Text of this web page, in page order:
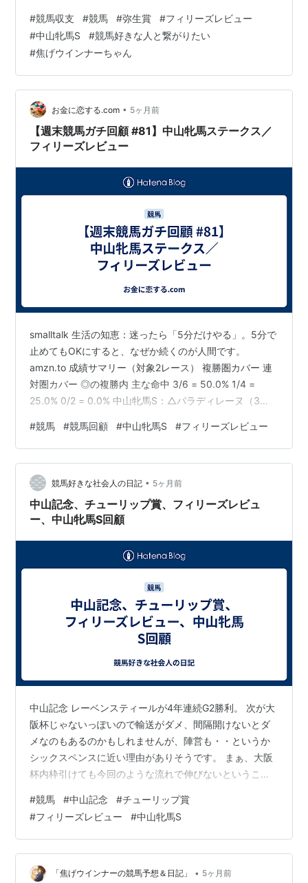
ね🐰💦」 焦げウインナー「そうなんだよ。印は来てるの
に、馬券だけ外れるっていう一番モヤモヤするパター
ン」 焦げウインナーちゃん「それってつまり…」 焦げウ
インナー「そう、“焼き加減はいいのにウインナーが皿に
乗らない”状態」 焦げウインナーちゃん「例えがちょっと
よく分からないけど、とにか…
#競馬収支 #競馬 #弥生賞 #フィリーズレビュー
#中山牝馬S #競馬好きな人と繋がりたい
#焦げウインナーちゃん
お金に恋する.com • 5ヶ月前
【週末競馬ガチ回顧 #81】中山牝馬ステークス／
フィリーズレビュー
smalltalk 生活の知恵：迷ったら「5分だけやる」。5分で
止めてもOKにすると、なぜか続くのが人間です。
amzn.to 成績サマリー（対象2レース） 複勝圏カバー 連
対圏カバー ◎の複勝内 主な命中 3/6 = 50.0% 1/4 =
25.0% 0/2 = 0.0% 中山牝馬S：△パラディレーヌ（3
イニードユー（3着） 2本とも“荒れ方”が強烈。特に中山
牝馬Sは1-2着が人気薄で、軸想定が崩れた形。フィリー
ズRは△注で拾えたのが救い。 印別成績（2026通算：
#80 → #81 加算更新） 更新ルール：ナンバリングで一つ
前（#80…
#競馬 #競馬回顧 #中山牝馬S #フィリーズレビュー
競馬好きな社会人の日記 • 5ヶ月前
中山記念、チューリップ賞、フィリーズレビュ
ー、中山牝馬S回顧
中山記念 レーベンスティールが4年連続G2勝利。 次が大
阪杯じゃないっぽいので輸送がダメ、間隔開けないとダ
メなのもあるのかもしれませんが、陣営も・・というか
シックスペンスに近い理由がありそうです。 まぁ、大阪
杯内枠引けても今回のような流れで伸びないということ
ス同様ダート試すのもありかと。 2着のカラマティアノ
スは自力強化してきますが、まだG2でもちょっと足りな
い感じはあります。 3着エコロヴァルツはコメント見る
限り2000がいいのでしょうが、今日は外枠だった分負け
た感もあります。 マイネルモーントはブリンカーが効い
#競馬 #中山記念 #チューリップ賞
#フィリーズレビュー #中山牝馬S
「焦げウインナーの競馬予想＆日記」 • 5ヶ月前